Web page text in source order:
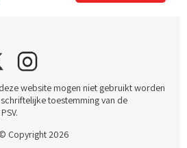
website mogen niet gebruikt worden
toestemming van de
Copyright 2026